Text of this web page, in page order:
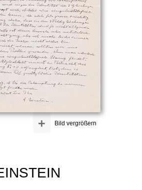
Bild vergrößern
+